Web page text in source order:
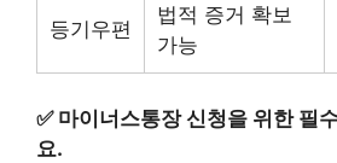
등기우편
법적 증거 확보
가능
✅ 마이너스통장 신청을 위한 필
요.